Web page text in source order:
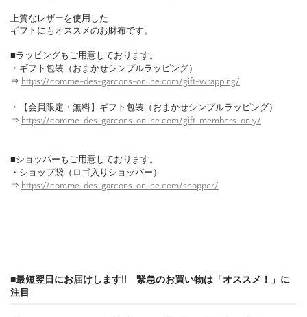
上質なレザーを使用した
ギフトにもオススメのお財布です。
■ラッピングもご用意しております。
・ギフト包装（おまかせシンプルラッピング）
⇒ https://comme-des-garcons-online.com/gift-wrapping/
・【会員限定・無料】ギフト包装（おまかせシンプルラッピング）
⇒ https://comme-des-garcons-online.com/gift-members-only/
■ショッパーもご用意しております。
・ショップ袋（ロゴ入りショッパー）
⇒ https://comme-des-garcons-online.com/shopper/
■最短翌日にお届けします!! 緊急のお買い物は「オススメ！」に
注目